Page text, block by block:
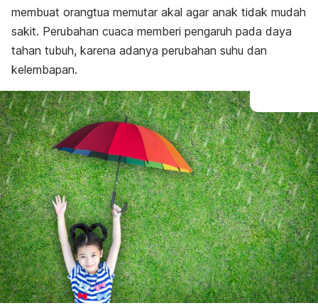
membuat orangtua memutar akal agar anak tidak mudah
sakit. Perubahan cuaca memberi pengaruh pada daya
tahan tubuh, karena adanya perubahan suhu dan
kelembapan.